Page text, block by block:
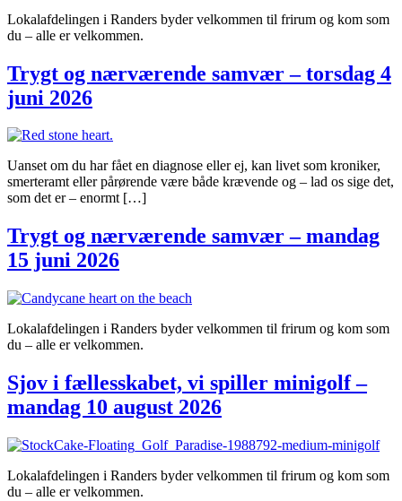
Lokalafdelingen i Randers byder velkommen til frirum og kom som
du – alle er velkommen.
Trygt og nærværende samvær – torsdag 4
juni 2026
Uanset om du har fået en diagnose eller ej, kan livet som kroniker,
smerteramt eller pårørende være både krævende og – lad os sige det,
som det er – enormt […]
Trygt og nærværende samvær – mandag
15 juni 2026
Lokalafdelingen i Randers byder velkommen til frirum og kom som
du – alle er velkommen.
Sjov i fællesskabet, vi spiller minigolf –
mandag 10 august 2026
Lokalafdelingen i Randers byder velkommen til frirum og kom som
du – alle er velkommen.